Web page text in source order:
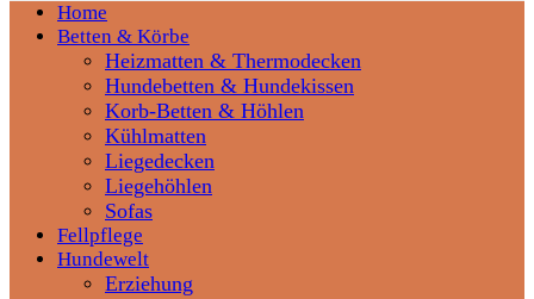
Home
Betten & Körbe
Heizmatten & Thermodecken
Hundebetten & Hundekissen
Korb-Betten & Höhlen
Kühlmatten
Liegedecken
Liegehöhlen
Sofas
Fellpflege
Hundewelt
Erziehung